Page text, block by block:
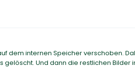
dem internen Speicher verschoben.
gelöscht. Und dann die restlichen Bilder